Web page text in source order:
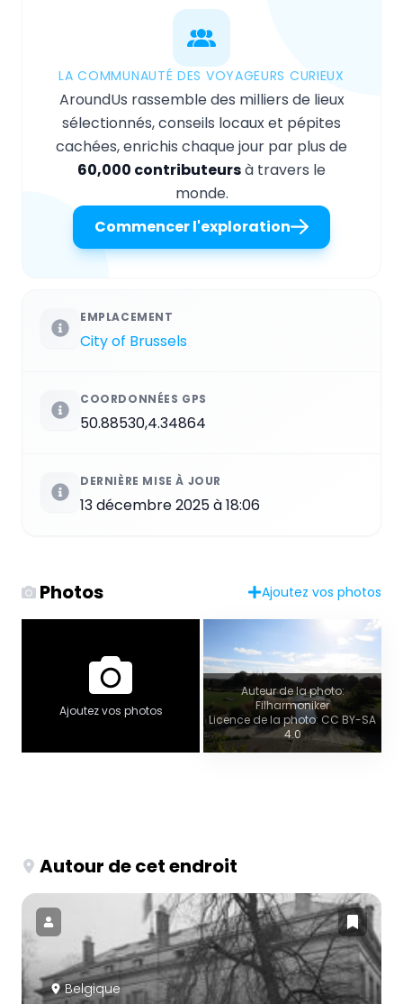
LA COMMUNAUTÉ DES VOYAGEURS CURIEUX
AroundUs rassemble des milliers de lieux
sélectionnés, conseils locaux et pépites
cachées, enrichis chaque jour par plus de
60,000 contributeursà travers le
monde.
Commencer l'exploration
EMPLACEMENT
City of Brussels
COORDONNÉES GPS
50.88530,4.34864
DERNIÈRE MISE À JOUR
13 décembre 2025 à 18:06
Photos Ajoutez vos photos
Ajoutez vos photos
Auteur de la photo:
Filharmoniker
Licence de la photo: CC BY-SA
4.0
Autour de cet endroit
Belgique